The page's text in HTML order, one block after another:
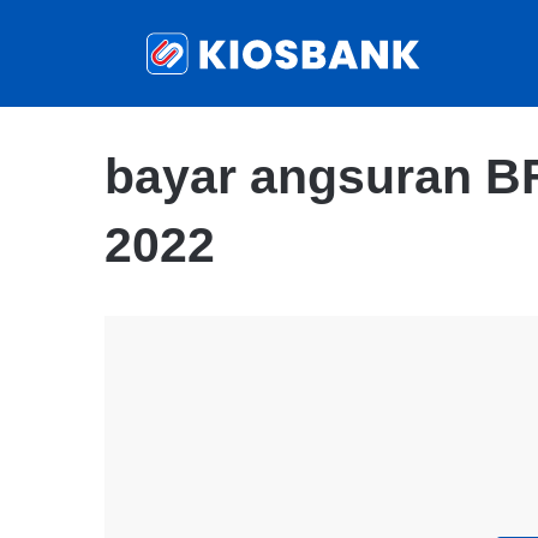
bayar angsuran
2022